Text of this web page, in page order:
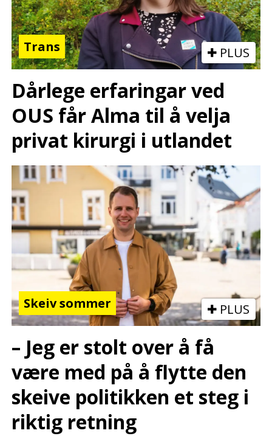
Trans PLUS
Dårlege erfaringar ved
OUS får Alma til å velja
privat kirurgi i utlandet
Skeiv sommer PLUS
– Jeg er stolt over å få
være med på å flytte den
skeive politikken et steg i
riktig retning